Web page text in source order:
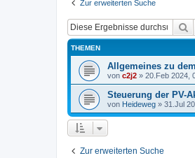
Zur erweiterten Suche
THEMEN
Allgemeines zu
von c2j2 » 20.Feb 2024,
Steuerung der PV-
von Heideweg » 31.Jul
Zur erweiterten Suche